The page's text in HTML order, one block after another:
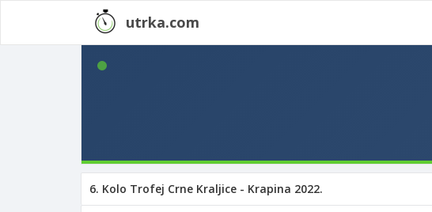
utrka.com
6. Kolo Trofej Crne Kraljice - Krapina 2022.